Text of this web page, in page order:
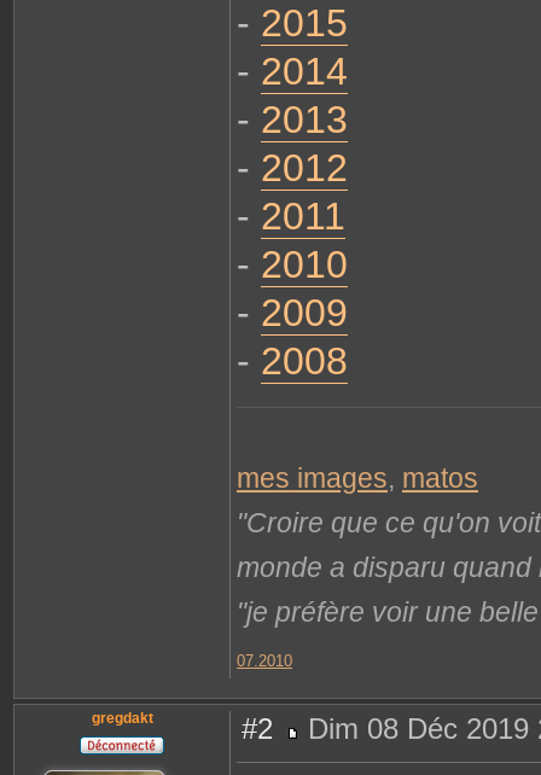
- 2015
- 2014
- 2013
- 2012
- 2011
- 2010
- 2009
- 2008
mes images, matos
"Croire que ce qu'on
monde a disparu quand
"je préfère voir une
07.2010
gregdakt #2
e
Dim 08 Déc 2019